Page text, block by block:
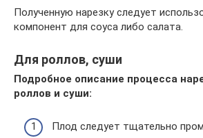
Полученную нарезку следует
компонент для соуса либо салата.
Для роллов, суши
Подробное описание процесса
роллов и суши:
Плод следует тщательно